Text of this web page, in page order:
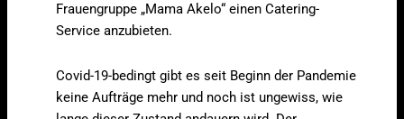
Frauengruppe „Mama Akelo“ einen Catering-
Service anzubieten.
Covid-19-bedingt gibt es seit Beginn der Pandemie
keine Aufträge mehr und noch ist ungewiss, wie